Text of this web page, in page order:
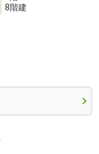
8階建